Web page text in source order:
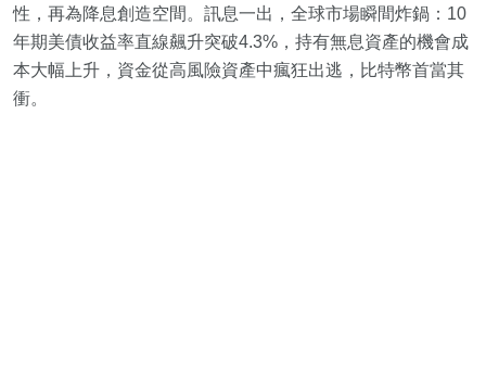
性，再為降息創造空間。訊息一出，全球市場瞬間炸鍋：10
年期美債收益率直線飆升突破4.3%，持有無息資產的機會成
本大幅上升，資金從高風險資產中瘋狂出逃，比特幣首當其
衝。